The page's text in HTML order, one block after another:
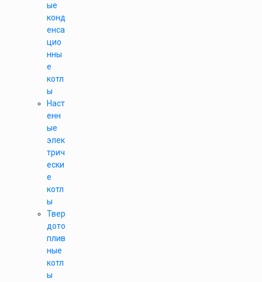
ые
конд
енса
цио
нны
е
котл
ы
Наст
енн
ые
элек
трич
ески
е
котл
ы
Твер
дото
плив
ные
котл
ы